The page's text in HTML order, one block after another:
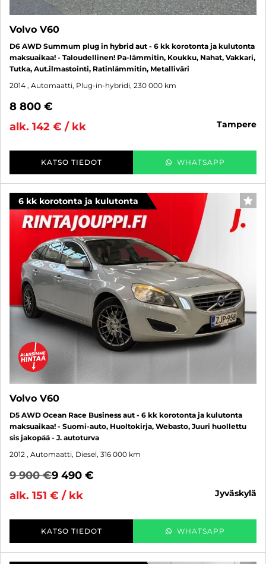
Volvo V60
D6 AWD Summum plug in hybrid aut - 6 kk korotonta ja kulutonta
maksuaikaa! - Taloudellinen! Pa-lämmitin, Koukku, Nahat, Vakkari,
Tutka, Aut.ilmastointi, Ratinlämmitin, Metalliväri
2014 , Automaatti, Plug-in-hybridi, 230 000 km
8 800 €
alk. 142 € / kk
tampere
KATSO TIEDOT WHATSAPP
6 kk korotonta ja kulutonta
Volvo V60
D5 AWD Ocean Race Business aut - 6 kk korotonta ja kulutonta
maksuaikaa! - Suomi-auto, Huoltokirja, Webasto, Juuri huollettu
sis jakopää - J. autoturva
2012 , Automaatti, Diesel, 316 000 km
9 900 €9 490 €
alk. 151 € / kk
jyväskylä
KATSO TIEDOT WHATSAPP